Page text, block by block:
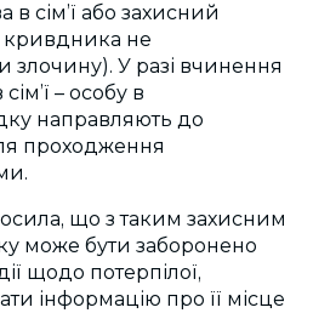
сім’ї або захисний
кривдника не
злочину). У разі вчинення
– особу в
направляють до
проходження
що з таким захисним
може бути заборонено
щодо потерпілої,
інформацію про її місце